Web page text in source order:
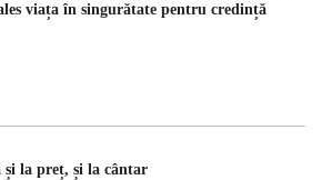
viața în singurătate pentru credință
și la preț, și la cântar